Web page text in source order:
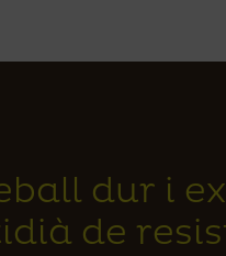
dur i
de